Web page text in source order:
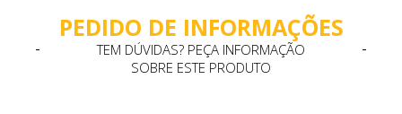
PEDIDO DE INFORMAÇÕES
TEM DÚVIDAS? PEÇA INFORMAÇÃO
SOBRE ESTE PRODUTO